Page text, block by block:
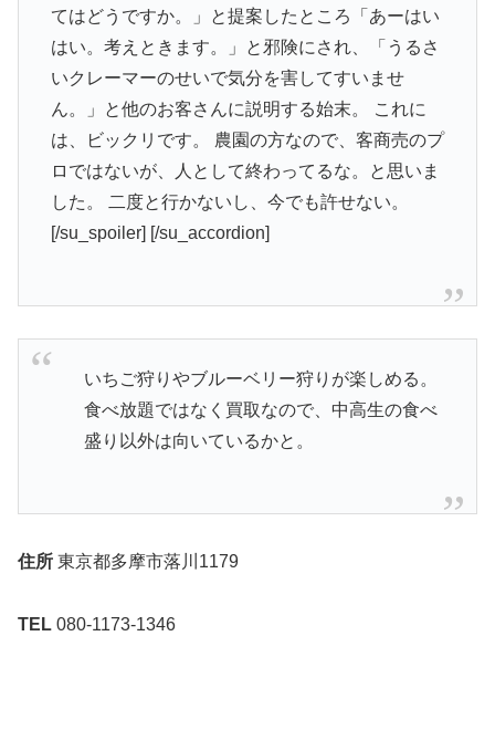
てはどうですか。」と提案したところ「あーはい
はい。考えときます。」と邪険にされ、「うるさ
いクレーマーのせいで気分を害してすいませ
ん。」と他のお客さんに説明する始末。 これに
は、ビックリです。 農園の方なので、客商売のプ
ロではないが、人として終わってるな。と思いま
した。 二度と行かないし、今でも許せない。
[/su_spoiler] [/su_accordion]
いちご狩りやブルーベリー狩りが楽しめる。
食べ放題ではなく買取なので、中高生の食べ
盛り以外は向いているかと。
住所 東京都多摩市落川1179
TEL 080-1173-1346